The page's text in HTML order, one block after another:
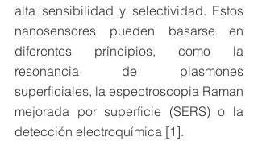
alta sensibilidad y selectividad. Estos
nanosensores pueden basarse en
diferentes principios, como la
resonancia de plasmones
superficiales, la espectroscopia Raman
mejorada por superficie (SERS) o la
detección electroquímica [1].